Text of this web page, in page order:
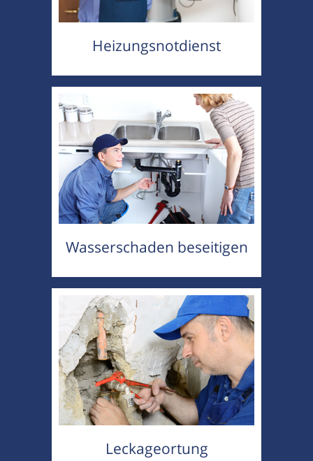
Heizungsnotdienst
Wasserschaden beseitigen
Leckageortung